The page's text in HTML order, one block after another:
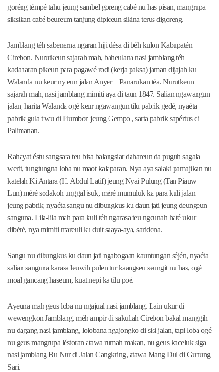
goréng témpé tahu jeung sambel goreng cabé nu has pisan, mangrupa
siksikan cabé beureum tanjung dipiceun sikina terus digoreng.
Jamblang téh sabenerna ngaran hiji désa di béh kulon Kabupatén
Cirebon. Nurutkeun sajarah mah, baheulana nasi jamblang téh
kadaharan pikeun para pagawé rodi (kerja paksa) jaman dijajah ku
Walanda nu keur nyieun jalan Anyer – Panarukan téa. Nurutkeun
sajarah mah, nasi jamblang mimiti aya di taun 1847. Salian ngawangun
jalan, harita Walanda ogé keur ngawangun tilu pabrik gedé, nyaéta
pabrik gula tiwu di Plumbon jeung Gempol, sarta pabrik sapértus di
Palimanan.
Rahayat éstu sangsara teu bisa balangsiar dahareun da puguh sagala
werit, tungtungna loba nu maot kalaparan. Nya aya salaki pamajikan nu
katelah Ki Antara (H. Abdul Latif) jeung Nyai Pulung (Tan Piauw
Lun) méré sodakoh unggal isuk, méré mumuluk ka para kuli jalan
jeung pabrik, nyaéta sangu nu dibungkus ku daun jati jeung deungeun
sanguna. Lila-lila mah para kuli téh ngarasa teu ngeunah haté ukur
dibéré, nya mimiti mareuli ku duit saaya-aya, saridona.
Sangu nu dibungkus ku daun jati ngabogaan kauntungan séjén, nyaéta
salian sanguna karasa leuwih pulen tur kaangseu seungit nu has, ogé
moal gancang haseum, kuat nepi ka tilu poé.
Ayeuna mah geus loba nu ngajual nasi jamblang. Lain ukur di
wewengkon Jamblang, méh ampir di sakuliah Cirebon bakal manggih
nu dagang nasi jamblang, lolobana ngajongko di sisi jalan, tapi loba ogé
nu geus mangrupa léstoran atawa rumah makan, nu geus kaceluk siga
nasi jamblang Bu Nur di Jalan Cangkring, atawa Mang Dul di Gunung
Sari.